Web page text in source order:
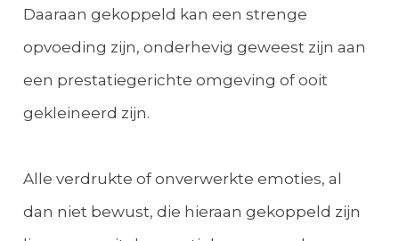
Daaraan gekoppeld kan een strenge
opvoeding zijn, onderhevig geweest zijn aan
een prestatiegerichte omgeving of ooit
gekleineerd zijn.
Alle verdrukte of onverwerkte emoties, al
dan niet bewust, die hieraan gekoppeld zijn